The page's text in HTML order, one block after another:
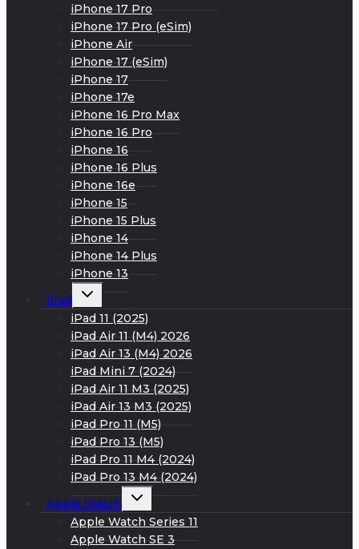
iPhone 17 Pro
iPhone 17 Pro (eSim)
iPhone Air
iPhone 17 (eSim)
iPhone 17
iPhone 17e
iPhone 16 Pro Max
iPhone 16 Pro
iPhone 16
iPhone 16 Plus
iPhone 16e
iPhone 15
iPhone 15 Plus
iPhone 14
iPhone 14 Plus
iPhone 13
iPad
Развернуть
меню
iPad 11 (2025)
iPad Air 11 (M4) 2026
iPad Air 13 (M4) 2026
iPad Mini 7 (2024)
iPad Air 11 M3 (2025)
iPad Air 13 M3 (2025)
iPad Pro 11 (M5)
iPad Pro 13 (M5)
iPad Pro 11 M4 (2024)
iPad Pro 13 M4 (2024)
Apple Watch
Развернуть
меню
Apple Watch Series 11
Apple Watch SE 3